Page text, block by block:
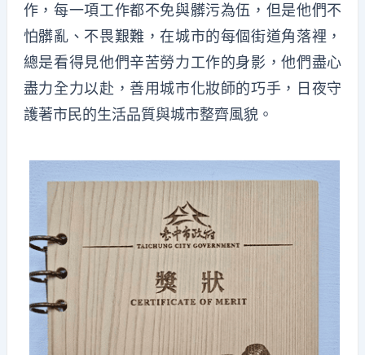
作，每一項工作都不免與髒污為伍，但是他們不
怕髒亂、不畏艱難，在城市的每個街道角落裡，
總是看得見他們辛苦勞力工作的身影，他們盡心
盡力全力以赴，善用城市化妝師的巧手，日夜守
護著市民的生活品質與城市整齊風貌。